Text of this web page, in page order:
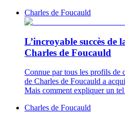
Charles de Foucauld
L’incroyable succès de
Charles de Foucauld
Connue par tous les profils de
de Charles de Foucauld a
Mais comment expliquer un tel
Charles de Foucauld